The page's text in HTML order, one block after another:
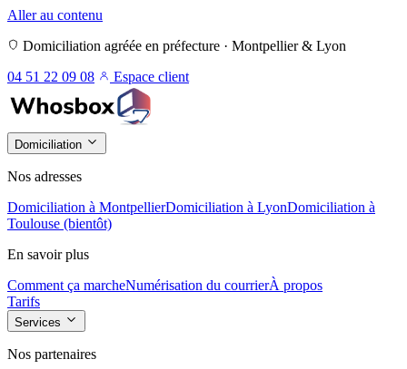
Aller au contenu
Domiciliation agréée en préfecture · Montpellier & Lyon
04 51 22 09 08
Espace client
Domiciliation
Nos adresses
Domiciliation à MontpellierDomiciliation à LyonDomiciliation à
Toulouse (bientôt)
En savoir plus
Comment ça marcheNumérisation du courrierÀ propos
Tarifs
Services
Nos partenaires